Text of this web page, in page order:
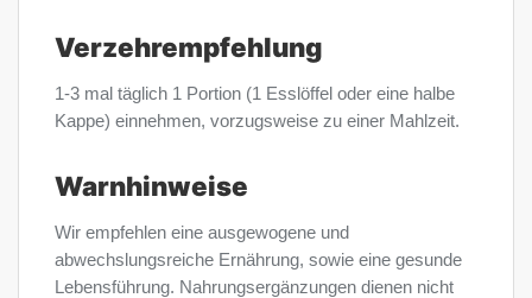
Verzehrempfehlung
1-3 mal täglich 1 Portion (1 Esslöffel oder eine halbe
Kappe) einnehmen, vorzugsweise zu einer Mahlzeit.
Warnhinweise
Wir empfehlen eine ausgewogene und
abwechslungsreiche Ernährung, sowie eine gesunde
Lebensführung. Nahrungsergänzungen dienen nicht